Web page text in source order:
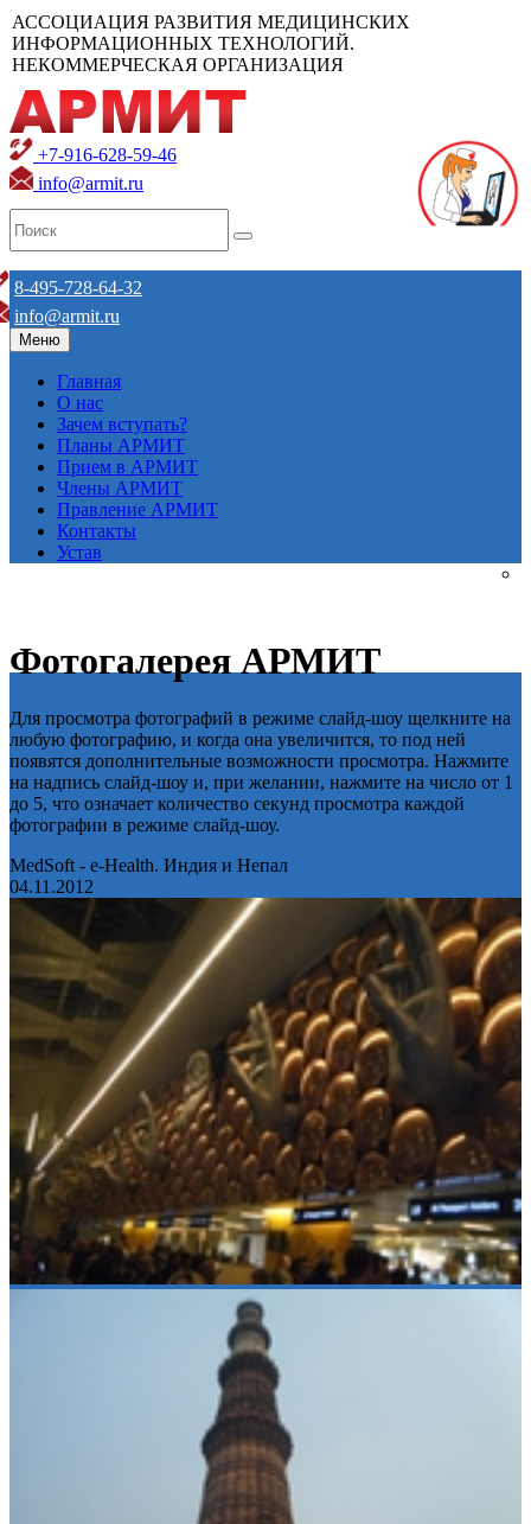
АССОЦИАЦИЯ РАЗВИТИЯ МЕДИЦИНСКИХ
ИНФОРМАЦИОННЫХ ТЕХНОЛОГИЙ.
НЕКОММЕРЧЕСКАЯ ОРГАНИЗАЦИЯ
+7-916-628-59-46
info@armit.ru
8-495-728-64-32
info@armit.ru
Меню
Главная
О нас
Зачем вступать?
Планы АРМИТ
Прием в АРМИТ
Члены АРМИТ
Правление АРМИТ
Контакты
Устав
Фотогалерея АРМИТ
Для просмотра фотографий в режиме слайд-шоу щелкните на
любую фотографию, и когда она увеличится, то под ней
появятся дополнительные возможности просмотра. Нажмите
на надпись слайд-шоу и, при желании, нажмите на число от 1
до 5, что означает количество секунд просмотра каждой
фотографии в режиме слайд-шоу.
MedSoft - e-Health. Индия и Непал
04.11.2012